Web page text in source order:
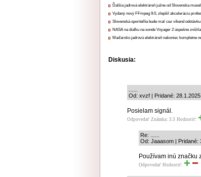
Ďalšia jadrová elektráreň južne od Slovenska
Vydaný nový FFmpeg 9.0, zlepšil akceleráciu
Slovenská sporiteľňa bude mať cez víkend odstávku
NASA na diaľku na sonde Voyager 2 úspešne
Maďarsko jadrovú elektráreň nakoniec kompletne
Diskusia:
Od: xvzf | Pridané:
Posielam signál.
Odpovedať Známka: 3.3 Hodnotiť:
Re: ......
Od: Jaaasom | Pridané:
Používam inú značku
Odpovedať Hodnotiť: